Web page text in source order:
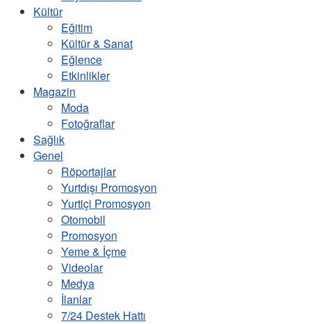
Kültür
Eğitim
Kültür & Sanat
Eğlence
Etkinlikler
Magazin
Moda
Fotoğraflar
Sağlık
Genel
Röportajlar
Yurtdışı Promosyon
Yurtiçi Promosyon
Otomobil
Promosyon
Yeme & İçme
Videolar
Medya
İlanlar
7/24 Destek Hattı